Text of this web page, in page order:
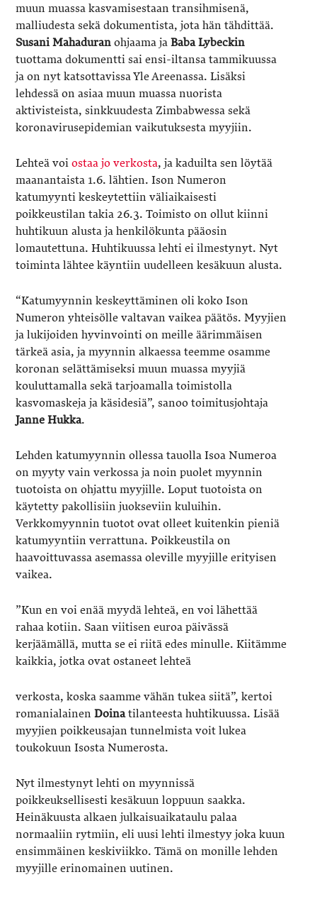
muun muassa kasvamisestaan transihmisenä,
malliudesta sekä dokumentista, jota hän tähdittää.
Susani Mahaduranohjaama jaBaba Lybeckin
tuottama dokumentti sai ensi-iltansa tammikuussa
ja on nyt katsottavissa Yle Areenassa. Lisäksi
lehdessä on asiaa muun muassa nuorista
aktivisteista, sinkkuudesta Zimbabwessa sekä
koronavirusepidemian vaikutuksesta myyjiin.
Lehteä voiostaa jo verkosta, ja kaduilta sen löytää
maanantaista 1.6. lähtien. Ison Numeron
katumyynti keskeytettiin väliaikaisesti
poikkeustilan takia 26.3. Toimisto on ollut kiinni
huhtikuun alusta ja henkilökunta pääosin
lomautettuna. Huhtikuussa lehti ei ilmestynyt. Nyt
toiminta lähtee käyntiin uudelleen kesäkuun alusta.
“Katumyynnin keskeyttäminen oli koko Ison
Numeron yhteisölle valtavan vaikea päätös. Myyjien
ja lukijoiden hyvinvointi on meille äärimmäisen
tärkeä asia, ja myynnin alkaessa teemme osamme
koronan selättämiseksi muun muassa myyjiä
kouluttamalla sekä tarjoamalla toimistolla
kasvomaskeja ja käsidesiä”, sanoo toimitusjohtaja
Janne Hukka.
Lehden katumyynnin ollessa tauolla Isoa Numeroa
on myyty vain verkossa ja noin puolet myynnin
tuotoista on ohjattu myyjille. Loput tuotoista on
käytetty pakollisiin juokseviin kuluihin.
Verkkomyynnin tuotot ovat olleet kuitenkin pieniä
katumyyntiin verrattuna. Poikkeustila on
haavoittuvassa asemassa oleville myyjille erityisen
vaikea.
”Kun en voi enää myydä lehteä, en voi lähettää
rahaa kotiin. Saan viitisen euroa päivässä
kerjäämällä, mutta se ei riitä edes minulle. Kiitämme
kaikkia, jotka ovat ostaneet lehteä
verkosta, koska saamme vähän tukea siitä”, kertoi
romanialainenDoinatilanteesta huhtikuussa. Lisää
myyjien poikkeusajan tunnelmista voit lukea
toukokuun Isosta Numerosta.
Nyt ilmestynyt lehti on myynnissä
poikkeuksellisesti kesäkuun loppuun saakka.
Heinäkuusta alkaen julkaisuaikataulu palaa
normaaliin rytmiin, eli uusi lehti ilmestyy joka kuun
ensimmäinen keskiviikko. Tämä on monille lehden
myyjille erinomainen uutinen.